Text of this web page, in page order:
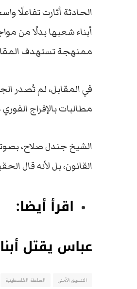
الحادثة أثارت تفاعلًا
أبناء شعبها بدلًا من
ممنهجة تستهدف
في المقابل، لم تُصدر
مطالبات بالإفراج
الشيخ جندل صلاح،
القانون، بل لأنه قال
اقرأ أيضا:
عباس يقتل
التنسيق الأمني السلطة الفلسطينية